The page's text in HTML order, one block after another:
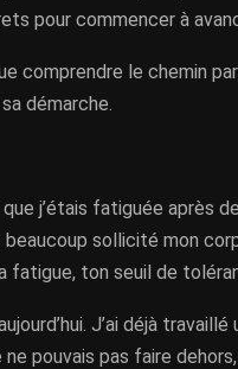
pour commencer à
comprendre le chemin
démarche.
j’étais fatiguée après
beaucoup sollicité mon
fatigue, ton seuil de
J’ai déjà
pouvais pas faire